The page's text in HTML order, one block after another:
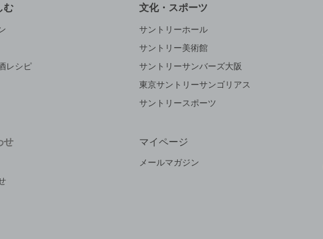
む
レシピ
文化・スポーツ
サントリーホール
サントリー美術館
サントリーサンバーズ大阪
東京サントリーサンゴリアス
サントリースポーツ
せ マイページ
メールマガジン